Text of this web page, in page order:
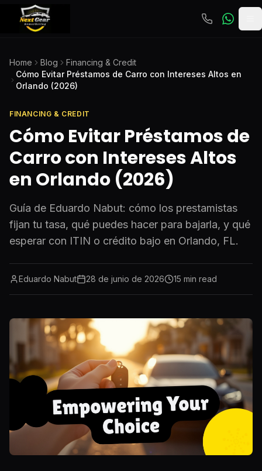
Home Blog
Financing & Credit
Cómo Evitar Préstamos de Carro con Intereses Altos en
Orlando (2026)
FINANCING & CREDIT
Cómo Evitar Préstamos de
Carro con Intereses Altos
en Orlando (2026)
Guía de Eduardo Nabut: cómo los prestamistas
fijan tu tasa, qué puedes hacer para bajarla, y qué
esperar con ITIN o crédito bajo en Orlando, FL.
Eduardo Nabut 28 de junio de 2026 15 min read